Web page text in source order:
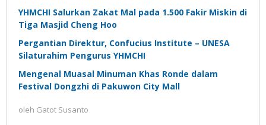
YHMCHI Salurkan Zakat Mal pada 1.500 Fakir Miskin di
Tiga Masjid Cheng Hoo
Pergantian Direktur, Confucius Institute – UNESA
Silaturahim Pengurus YHMCHI
Mengenal Muasal Minuman Khas Ronde dalam
Festival Dongzhi di Pakuwon City Mall
oleh Gatot Susanto